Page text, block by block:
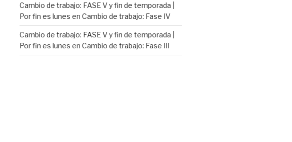
Cambio de trabajo: FASE V y fin de temporada |
Por fin es lunes en Cambio de trabajo: Fase IV
Cambio de trabajo: FASE V y fin de temporada |
Por fin es lunes en Cambio de trabajo: Fase III